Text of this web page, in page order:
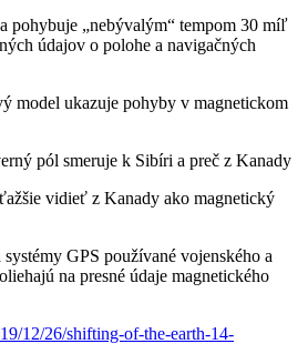
pohybuje „nebývalým“ tempom 30 míľ
údajov o polohe a navigačných
model ukazuje pohyby v magnetickom
pól smeruje k Sibíri a preč z Kanady
vidieť z Kanady ako magnetický
GPS používané vojenského a
na presné údaje magnetického
12/26/shifting-of-the-earth-14-